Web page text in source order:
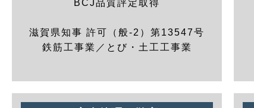
BCJ品質評定取得
滋賀県知事 許可（般-2）第13547号
鉄筋工事業／とび・土工工事業